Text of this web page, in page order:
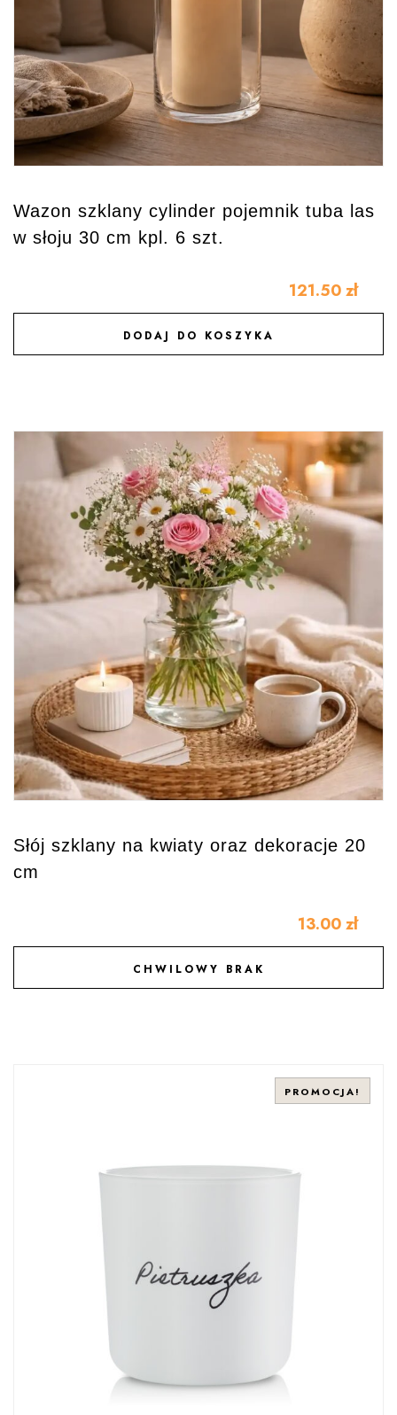
Wazon szklany cylinder pojemnik tuba las
w słoju 30 cm kpl. 6 szt.
121.50 zł
DODAJ DO KOSZYKA
DODAJ DO ULUBIONYCH
Słój szklany na kwiaty oraz dekoracje 20
cm
13.00 zł
CHWILOWY BRAK
DODAJ DO ULUBIONYCH
PROMOCJA!